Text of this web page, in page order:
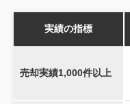
実績の指標
売却実績1,000件以上